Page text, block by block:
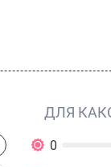
ДЛЯ
0